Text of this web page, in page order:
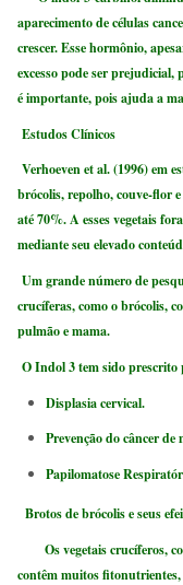
aparecimento de células
crescer. Esse hormônio,
excesso pode ser
é importante, pois ajuda a
Estudos Clínicos
Verhoeven et al. (1996) em
brócolis, repolho, couve-flor
até 70%. A esses vegetais
mediante seu elevado
Um grande número de
crucíferas, como o brócolis,
pulmão e mama.
O Indol 3 tem sido prescrito
Displasia cervical.
Prevenção do câncer de
Papilomatose
Brotos de brócolis e seus
Os vegetais crucíferos,
contêm muitos